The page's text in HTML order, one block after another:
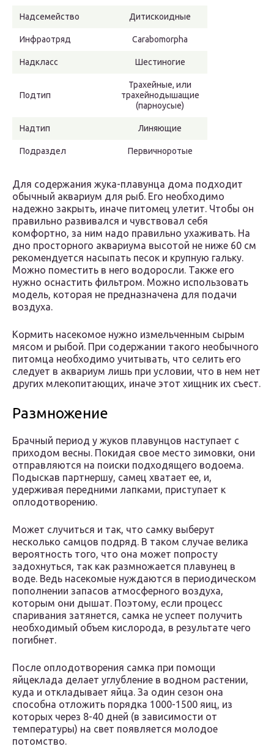
Надсемейство Дитискоидные
Инфраотряд Carabomorpha
Надкласс Шестиногие
Подтип
Трахейные, или
трахейнодышащие
(парноусые)
Надтип Линяющие
Подраздел Первичноротые
Для содержания жука-плавунца дома подходит
обычный аквариум для рыб. Его необходимо
надежно закрыть, иначе питомец улетит. Чтобы он
правильно развивался и чувствовал себя
комфортно, за ним надо правильно ухаживать. На
дно просторного аквариума высотой не ниже 60 см
рекомендуется насыпать песок и крупную гальку.
Можно поместить в него водоросли. Также его
нужно оснастить фильтром. Можно использовать
модель, которая не предназначена для подачи
воздуха.
Кормить насекомое нужно измельченным сырым
мясом и рыбой. При содержании такого необычного
питомца необходимо учитывать, что селить его
следует в аквариум лишь при условии, что в нем нет
других млекопитающих, иначе этот хищник их съест.
Размножение
Брачный период у жуков плавунцов наступает с
приходом весны. Покидая свое место зимовки, они
отправляются на поиски подходящего водоема.
Подыскав партнершу, самец хватает ее, и,
удерживая передними лапками, приступает к
оплодотворению.
Может случиться и так, что самку выберут
несколько самцов подряд. В таком случае велика
вероятность того, что она может попросту
задохнуться, так как размножается плавунец в
воде. Ведь насекомые нуждаются в периодическом
пополнении запасов атмосферного воздуха,
которым они дышат. Поэтому, если процесс
спаривания затянется, самка не успеет получить
необходимый объем кислорода, в результате чего
погибнет.
После оплодотворения самка при помощи
яйцеклада делает углубление в водном растении,
куда и откладывает яйца. За один сезон она
способна отложить порядка 1000-1500 яиц, из
которых через 8-40 дней (в зависимости от
температуры) на свет появляется молодое
потомство.